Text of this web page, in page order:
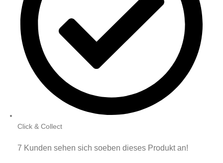
Click & Collect
7 Kunden sehen sich soeben dieses Produkt an!